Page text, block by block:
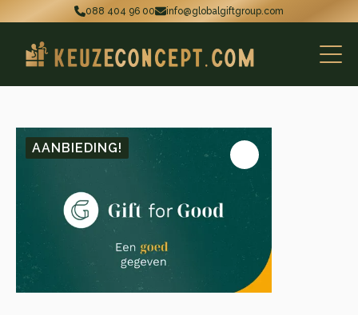
088 404 96 00 info@globalgiftgroup.com
AANBIEDING!